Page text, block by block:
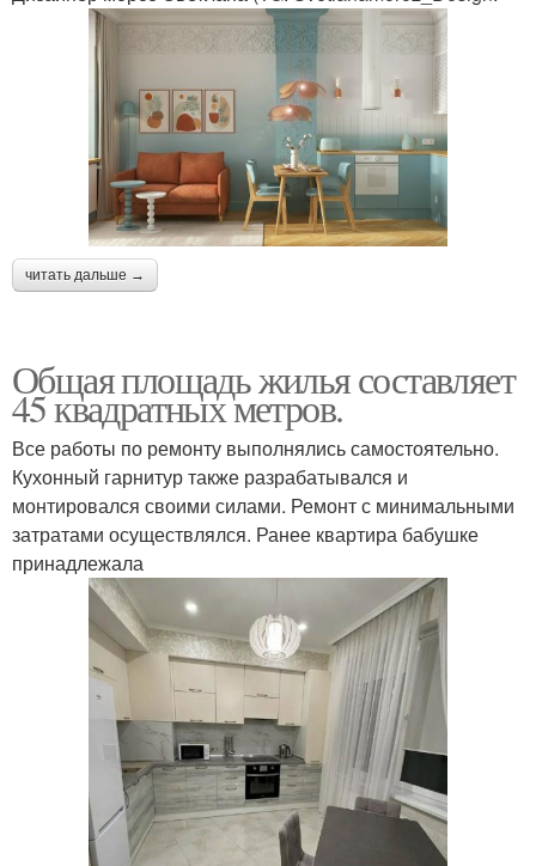
читать дальше →
Общая площадь жилья составляет
45 квадратных метров.
Все работы по ремонту выполнялись самостоятельно.
Кухонный гарнитур также разрабатывался и
монтировался своими силами. Ремонт с минимальными
затратами осуществлялся. Ранее квартира бабушке
принадлежала